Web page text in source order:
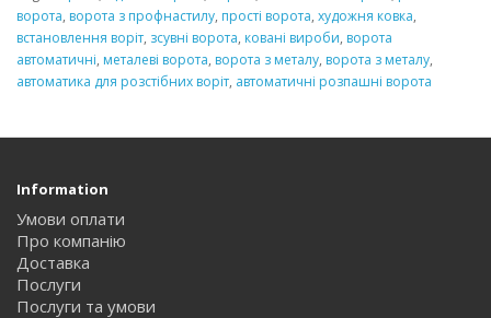
ворота, ворота з профнастилу, прості ворота, художня ковка,
встановлення воріт, зсувні ворота, ковані вироби, ворота
автоматичні, металеві ворота, ворота з металу, ворота з металу,
автоматика для розстібних воріт, автоматичні розпашні ворота
Information
Умови оплати
Про компанію
Доставка
Послуги
Послуги та умови